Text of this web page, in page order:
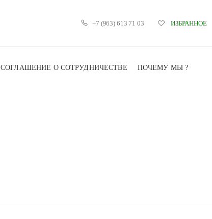
+7 (963) 613 71 03 ИЗБРАННОЕ
СОГЛАШЕНИЕ О СОТРУДНИЧЕСТВЕ ПОЧЕМУ МЫ ?